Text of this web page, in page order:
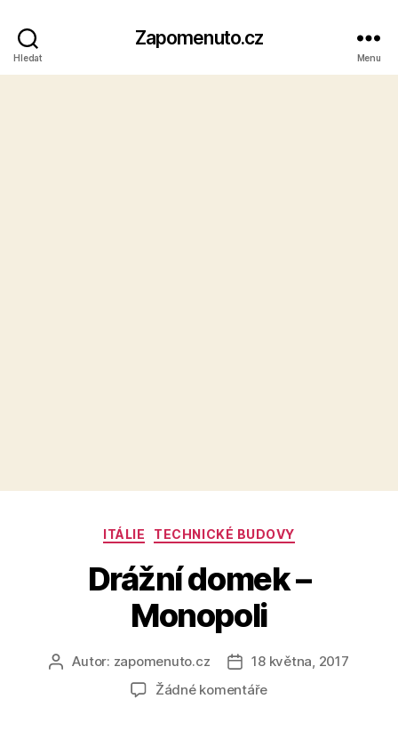
Hledat
Zapomenuto.cz
Menu
Rubriky
ITÁLIE TECHNICKÉ BUDOVY
Drážní domek –
Monopoli
AutorAutor: zapomenuto.cz
Datum
příspěvku
18 května, 2017
Žádné komentářeu